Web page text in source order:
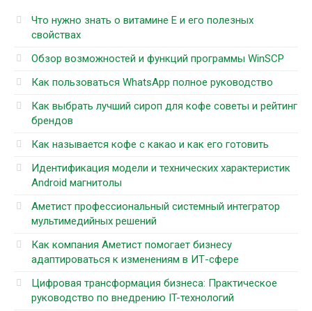
Что нужно знать о витамине Е и его полезных
свойствах
Обзор возможностей и функций программы WinSCP
Как пользоваться WhatsApp полное руководство
Как выбрать лучший сироп для кофе советы и рейтинг
брендов
Как называется кофе с какао и как его готовить
Идентификация модели и технических характеристик
Android магнитолы
Аметист профессиональный системный интегратор
мультимедийных решений
Как компания Аметист помогает бизнесу
адаптироваться к изменениям в ИТ-сфере
Цифровая трансформация бизнеса: Практическое
руководство по внедрению IT-технологий